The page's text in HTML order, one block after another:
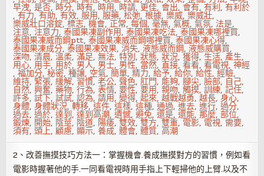
早洩,是否, 時分, 時有, 時用, 時請, 更佳, 會出, 會有,有利,有利於
,有力,有助,有效,服用,服藥,松弛,根據,樂威,樂威壯,
樂威壯口溶錠,標志,機會,正常,每個,毫無,氣概,氣氛, 法是,
注意, 注意力,泰國果凍副作用,泰國果凍吃法,泰國果凍哪裡買,
泰國果凍威而鋼ptt,泰國果凍威而鋼哪裡買,泰國果凍心得,
泰國果凍成分,泰國果凍效果,消失,液態威而鋼,液態威購買,
深吻,清晨,溫柔,滿足,無法,特別,狀態,狀況,獲得,生活,產生,
用心, 用手, 用於, 男人, 男士, 男性, 當然,直接,看看,看電視,神經
,福加分,秘密,種讓, 空氣,簡單,精力,給予,給你,給性,經驗,
維持, 緊張,緩解, 習慣,老公,聲色,肛門, 能夠,腳尖,臉部, 自己,
自然,興奮,藥物,行為,表情,要性,要用,親吻,觸摸,訓練,記住,
許多,試下,試試,認為,請用,變得,起來,越戰越勇,越長,身心,
身體,身體狀況,轉移,這件,這樣,這種,通過,進去,進行,過分,
過去,過於,達到,達到高潮,遺憾,避免,還是,還能,那麼,部位,
鍛煉, 開始, 陰莖, 陰道, 陽痿,雙效,雙方,雙重, 電影, 電視, 需要,
須有,頭上,顧慮,顯示,養成,體會,體質,高潮
2、改善撫摸技巧方法一：掌握機會.養成撫摸對方的習慣，例如看
電影時握著他的手.一同看電視時用手指上下輕掃他的上臂.以及不